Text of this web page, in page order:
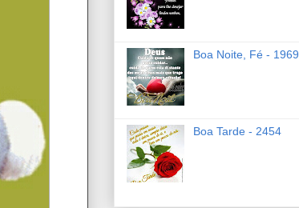
Boa Noite, Fé - 1969
Boa Tarde - 2454